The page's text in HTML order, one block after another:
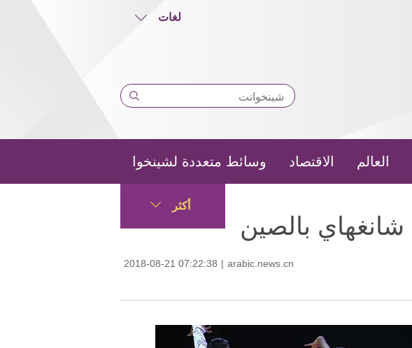
لغات
العالم الاقتصاد وسائط متعددة لشينخوا
أكثر
2018-08-21 07:22:38 | arabic.news.cn